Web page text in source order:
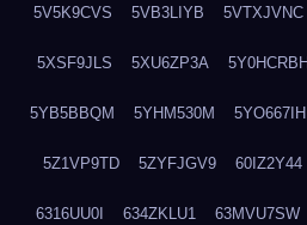
5V5K9CVS 5VB3LIYB 5VTXJVNC
5XSF9JLS 5XU6ZP3A 5Y0HCRBH
5YB5BBQM 5YHM530M 5YO667IH
5Z1VP9TD 5ZYFJGV9 60IZ2Y44
6316UU0I 634ZKLU1 63MVU7SW